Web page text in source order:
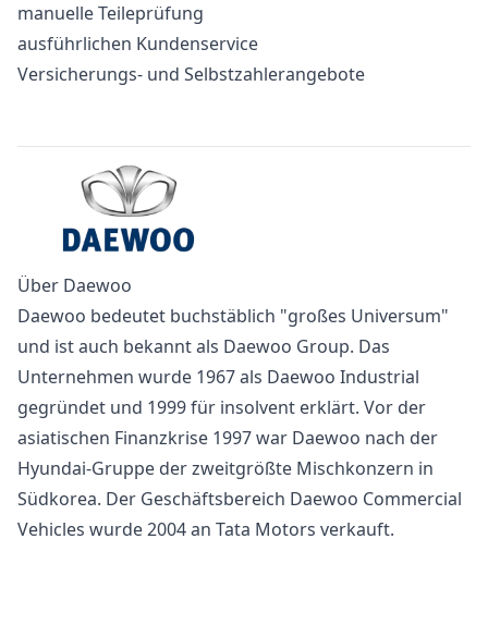
manuelle Teileprüfung
ausführlichen Kundenservice
Versicherungs- und Selbstzahlerangebote
Über Daewoo
Daewoo bedeutet buchstäblich "großes Universum"
und ist auch bekannt als Daewoo Group. Das
Unternehmen wurde 1967 als Daewoo Industrial
gegründet und 1999 für insolvent erklärt. Vor der
asiatischen Finanzkrise 1997 war Daewoo nach der
Hyundai-Gruppe der zweitgrößte Mischkonzern in
Südkorea. Der Geschäftsbereich Daewoo Commercial
Vehicles wurde 2004 an Tata Motors verkauft.